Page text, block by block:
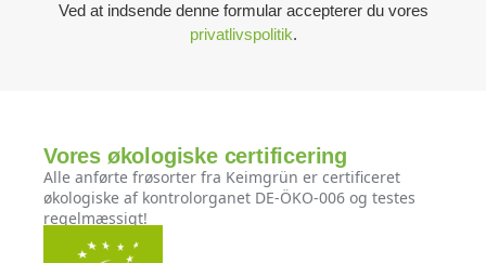
Ved at indsende denne formular accepterer du vores
privatlivspolitik.
Vores økologiske certificering
Alle anførte frøsorter fra Keimgrün er certificeret
økologiske af kontrolorganet DE-ÖKO-006 og testes
regelmæssigt!